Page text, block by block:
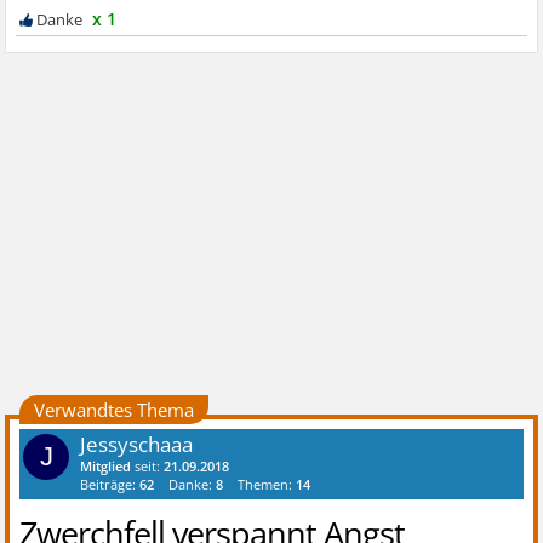
x 1
Verwandtes Thema
J Jessyschaaa
Mitglied seit:21.09.2018
Beiträge:62 Danke:8 Themen: 14
Zwerchfell verspannt Angst